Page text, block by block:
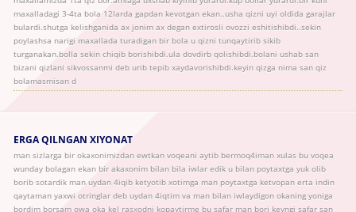
maxalladagi 3-4ta bola 12larda gapdan kevotgan ekan..usha qizni uyi oldida garajlar
bulardi.shutga kelishganida ax jonim ax degan extirosli ovozzi eshitishibdi..sekin
poylashsa narigi maxallada turadigan bir bola u qizni tunqaytirib sikib
turganakan.bolla sekin chiqib borishibdi.ula dovdirb qolishibdi.bolani ushab san
bizani qizlani sikvossanmi deb urib tepib xaydavorishibdi.keyin qizga nima san qiz
bolamasmisan d
ERGA QILNGAN XIYONAT
man sizlarga bir okaxonimizdan ewtkan voqeani aytib bermoq4iman xulas bu voqea
wunday bolagan ekan bir akaxonim bilan bila iwlar edik u bilan poytaxtga yuk olib
borib sotardik man uydan 4iqib ketyotib xotimga man poytaxtga ketvopan erta indin
qaytaman yaxwi otringlar deb uydan 4iqtim va man bilan iwlaydigon okaning yoniga
bordim borsam owa oka kel rasxodni kopaytirme bu safar man bori keyngi safar san